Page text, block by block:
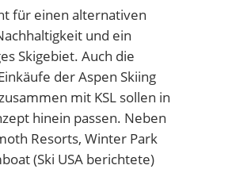
für einen alternativen
und ein
Skigebiet. Auch die
der Aspen Skiing
mit KSL sollen in
hinein passen. Neben
Resorts, Winter Park
(Ski USA berichtete)